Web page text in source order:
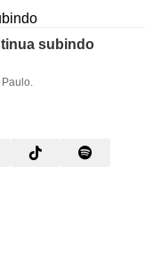
subindo
Paulo.